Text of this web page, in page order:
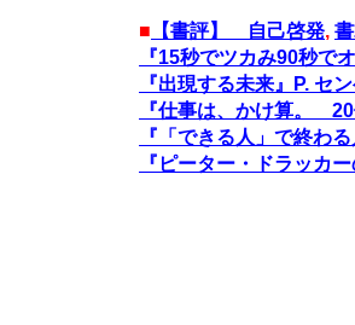
■ 【書評】 自己啓発,
『15秒でツカみ90秒で
『出現する未来』P. セ
『仕事は、かけ算。
『「できる人」で終わ
『ピーター・ドラッカ